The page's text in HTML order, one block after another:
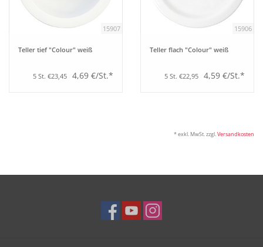
Tipps
Fuchs Blog
15907
Teller tief "Colour" weiß
5 St. €23,45 4,69 €/St.*
15906
Teller flach "Colour" weiß
5 St. €22,95 4,59 €/St.*
* exkl. MwSt. zzgl.Versandkosten